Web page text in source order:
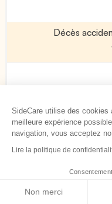
Décès
Décès double
SideCare utilise des cookies
meilleure expérience
navigation, vous acceptez
Lire la politique de
Non merci